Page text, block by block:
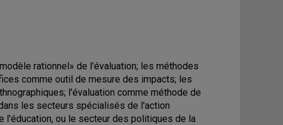
rationnel» de l'évaluation; les méthodes
comme outil de mesure des impacts; les
l'évaluation comme méthode de
les secteurs spécialisés de l'action
l'éducation, ou le secteur des politiques de la